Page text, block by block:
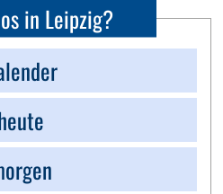
in Leipzig?